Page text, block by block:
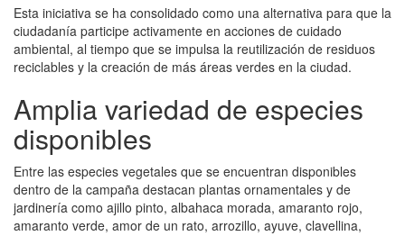
Esta iniciativa se ha consolidado como una alternativa para que la
ciudadanía participe activamente en acciones de cuidado
ambiental, al tiempo que se impulsa la reutilización de residuos
reciclables y la creación de más áreas verdes en la ciudad.
Amplia variedad de especies
disponibles
Entre las especies vegetales que se encuentran disponibles
dentro de la campaña destacan plantas ornamentales y de
jardinería como ajillo pinto, albahaca morada, amaranto rojo,
amaranto verde, amor de un rato, arrozillo, ayuve, clavellina,